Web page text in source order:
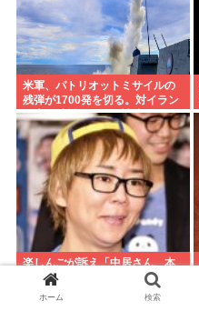
米軍、パトリオットミサイルの
残弾が1700発を切る。対イラン
で大量消耗した分を補填するの
に2年以上かかる模様。
楽しんごが訴え「中居さん、本
当にまた戻ってきてほしいで
す。中居さんいないテレビ
ホーム 検索